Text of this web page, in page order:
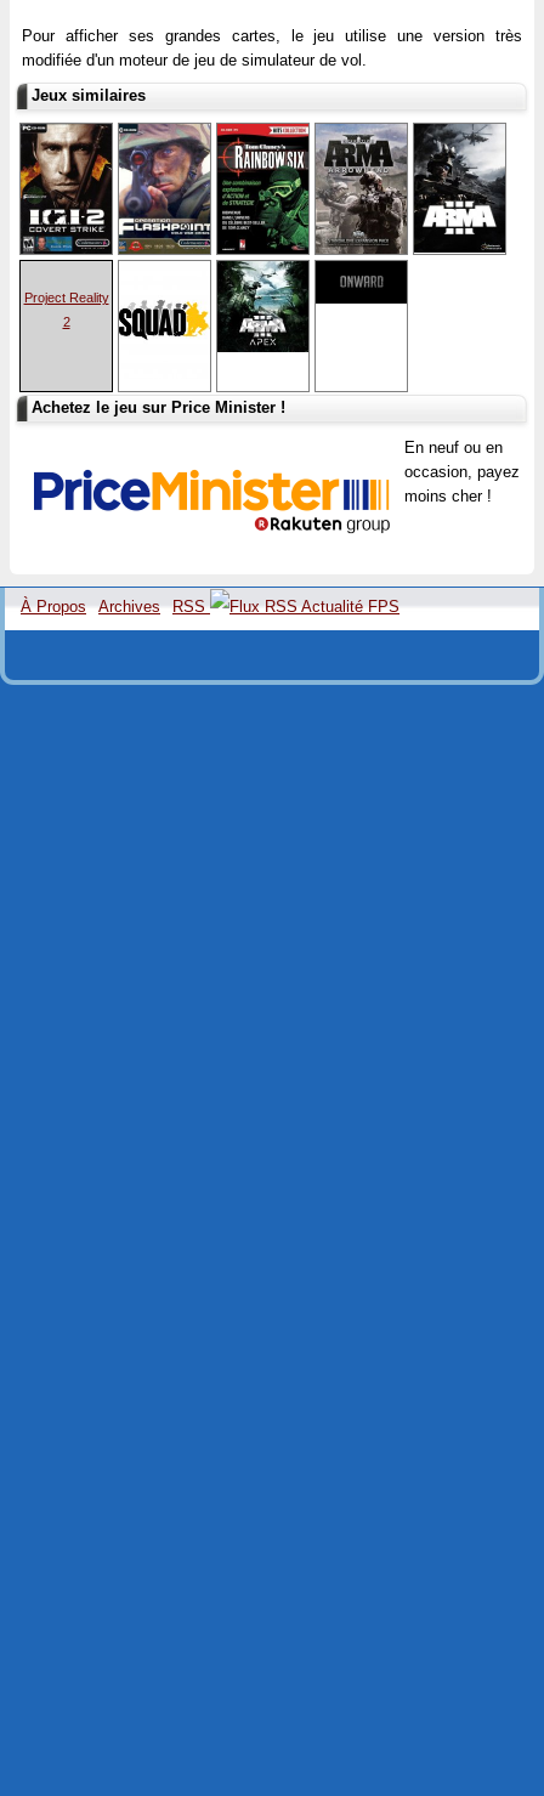
Pour afficher ses grandes cartes, le jeu utilise une version très
modifiée d'un moteur de jeu de simulateur de vol.
Jeux similaires
Project Reality
2
Achetez le jeu sur Price Minister !
En neuf ou en
occasion, payez
moins cher !
À Propos Archives RSS